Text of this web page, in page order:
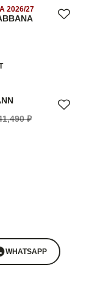
2026/27
₽
WHATSAPP